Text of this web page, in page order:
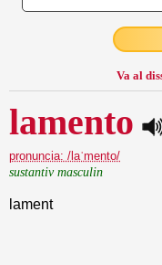
Va al
lamento
pronuncia: /laˈmento/
sustantiv masculin
lament